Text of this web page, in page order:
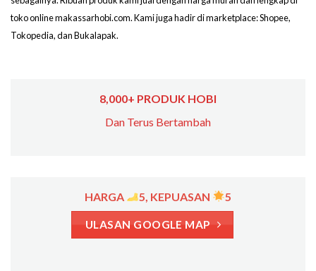
toko online makassarhobi.com. Kami juga hadir di marketplace: Shopee,
Tokopedia, dan Bukalapak.
8,000+ PRODUK HOBI
Dan Terus Bertambah
HARGA 5, KEPUASAN 5
ULASAN GOOGLE MAP